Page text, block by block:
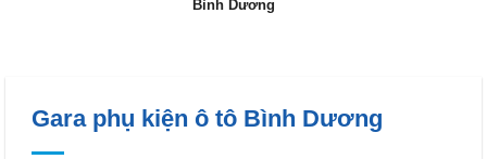
Bình Dương
Gara phụ kiện ô tô Bình Dương